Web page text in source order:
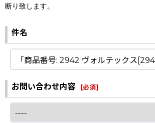
断り致します。
件名
お問い合わせ内容 [必須]